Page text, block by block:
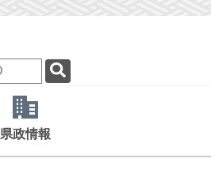
県政情報